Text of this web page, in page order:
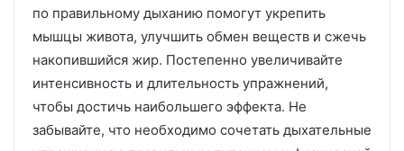
по правильному дыханию помогут укрепить
мышцы живота, улучшить обмен веществ и сжечь
накопившийся жир. Постепенно увеличивайте
интенсивность и длительность упражнений,
чтобы достичь наибольшего эффекта. Не
забывайте, что необходимо сочетать дыхательные